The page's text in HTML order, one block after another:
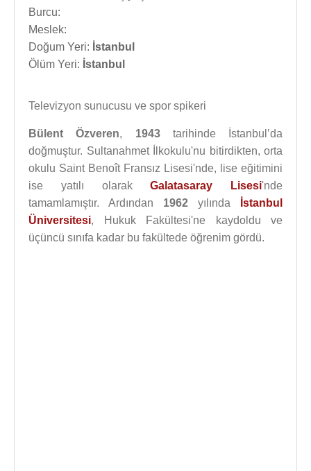
Burcu:
Meslek:
Doğum Yeri: İstanbul
Ölüm Yeri: İstanbul
Televizyon sunucusu ve spor spikeri
Bülent Özveren, 1943tarihinde İstanbul’da
doğmuştur. Sultanahmet İlkokulu'nu bitirdikten, orta
okulu Saint Benoît Fransız Lisesi'nde, lise eğitimini
ise yatılı olarakGalatasaray Lisesi'nde
tamamlamıştır. Ardından 1962 yılında
İstanbul
Üniversitesi, Hukuk Fakültesi'ne kaydoldu ve
üçüncü sınıfa kadar bu fakültede öğrenim gördü.